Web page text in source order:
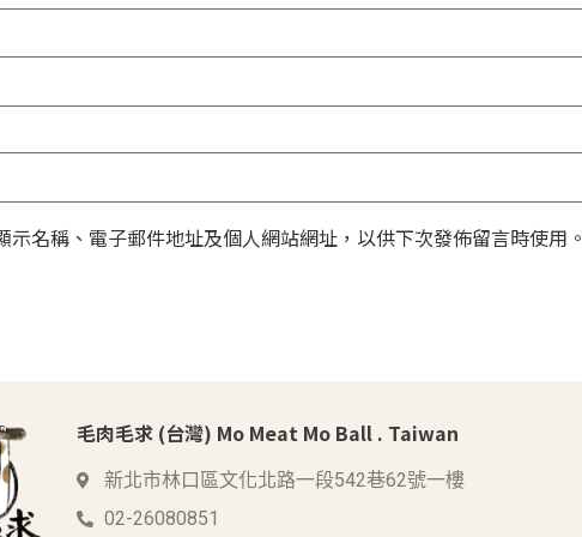
示名稱、電子郵件地址及個人網站網址，以供下次發佈留言時使用。
毛肉毛求 (台灣) Mo Meat Mo Ball . Taiwan
新北市林口區文化北路一段542巷62號一樓
02-26080851